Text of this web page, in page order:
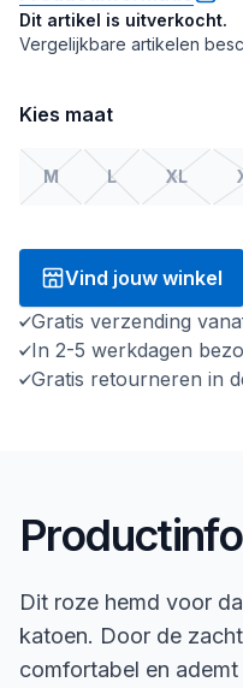
Dit artikel is uitverkocht.
Vergelijkbare artikelen
Kies maat
M L XL
Vind jouw winkel
Gratis verzending
In 2-5 werkdagen
Gratis retourneren in
Dit roze hemd voor
katoen. Door de
comfortabel en